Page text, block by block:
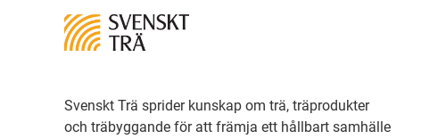
Svenskt Trä sprider kunskap om trä, träprodukter
och träbyggande för att främja ett hållbart samhälle